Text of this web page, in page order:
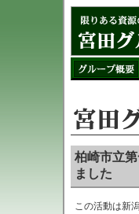
柏崎市立
ました
この活動は新